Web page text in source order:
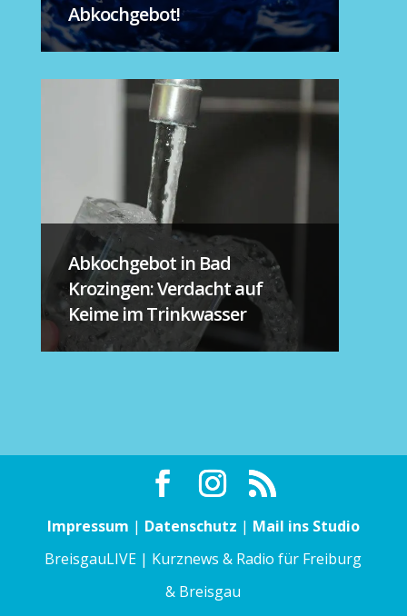
Abkochgebot!
Abkochgebot in Bad
Krozingen: Verdacht auf
Keime im Trinkwasser
Impressum | Datenschutz | Mail ins Studio
BreisgauLIVE | Kurznews & Radio für Freiburg
& Breisgau